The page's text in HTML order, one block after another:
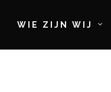
WIE ZIJN WIJ